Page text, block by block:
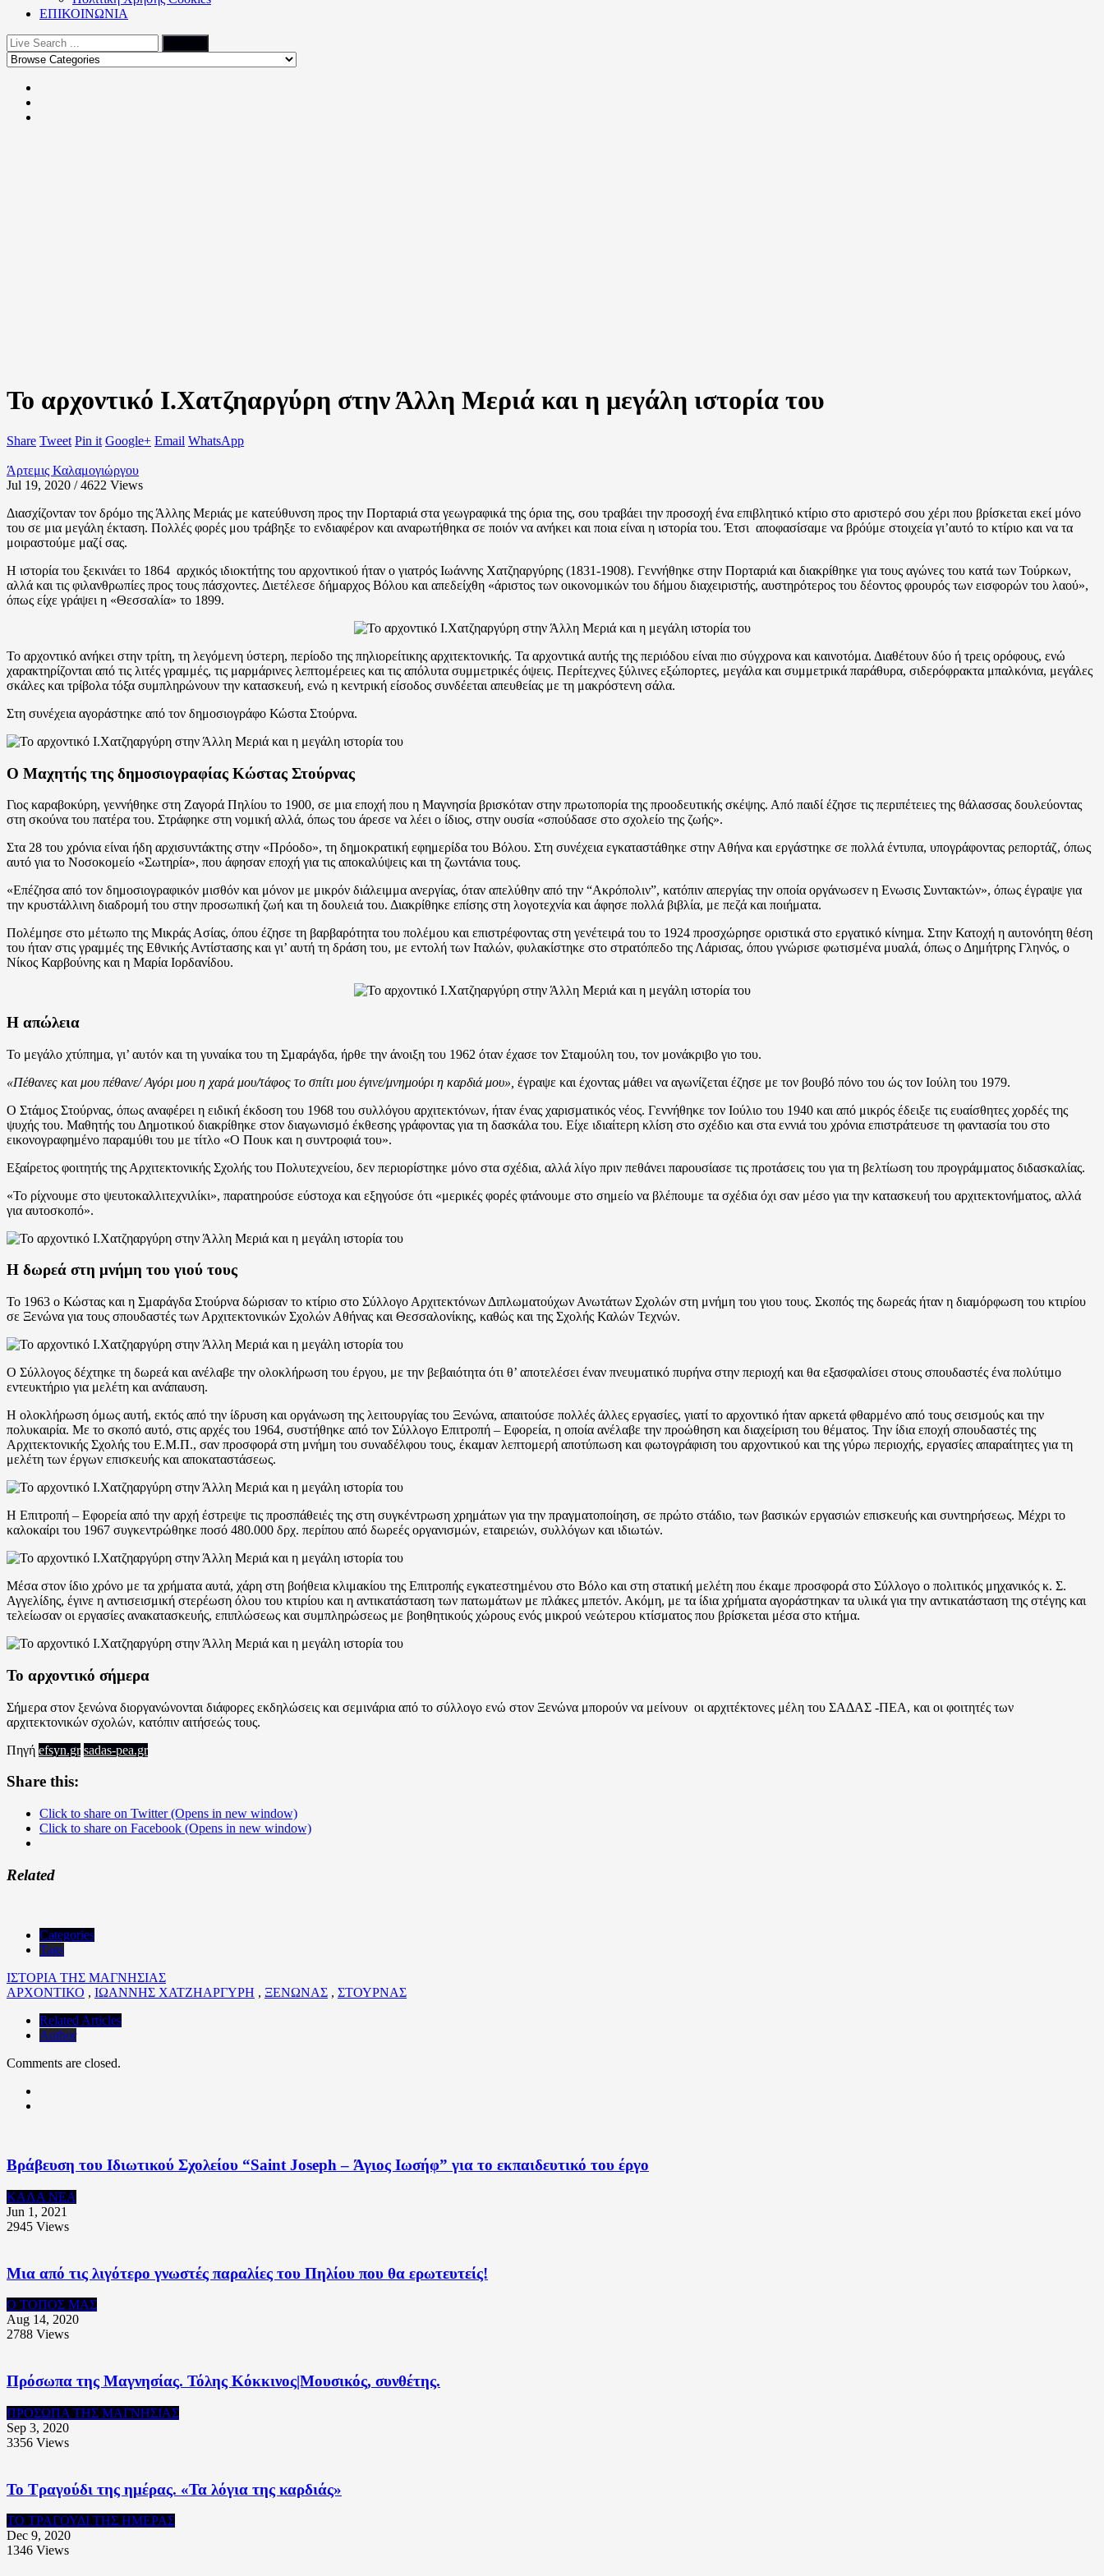
ΕΠΙΚΟΙΝΩΝΙΑ
Το αρχοντικό Ι.Χατζηαργύρη στην Άλλη Μεριά και η μεγάλη ιστορία του
Share Tweet Pin it Google+ Email WhatsApp
Άρτεμις Καλαμογιώργου
Jul 19, 2020 / 4622 Views
Διασχίζονταν τον δρόμο της Άλλης Μεριάς με κατεύθυνση προς την Πορταριά στα γεωγραφικά της όρια της, σου τραβάει την προσοχή ένα επιβλητικό κτίριο στο αριστερό σου χέρι που βρίσκεται εκεί μόνο
του σε μια μεγάλη έκταση. Πολλές φορές μου τράβηξε το ενδιαφέρον και αναρωτήθηκα σε ποιόν να ανήκει και ποια είναι η ιστορία του. Έτσι αποφασίσαμε να βρόύμε στοιχεία γι’αυτό το κτίριο και να τα
μοιραστούμε μαζί σας.
Η ιστορία του ξεκινάει το 1864 αρχικός ιδιοκτήτης του αρχοντικού ήταν ο γιατρός Ιωάννης Χατζηαργύρης (1831-1908). Γεννήθηκε στην Πορταριά και διακρίθηκε για τους αγώνες του κατά των Τούρκων,
αλλά και τις φιλανθρωπίες προς τους πάσχοντες. Διετέλεσε δήμαρχος Βόλου και απεδείχθη «άριστος των οικονομικών του δήμου διαχειριστής, αυστηρότερος του δέοντος φρουρός των εισφορών του λαού»,
όπως είχε γράψει η «Θεσσαλία» το 1899.
Το αρχοντικό ανήκει στην τρίτη, τη λεγόμενη ύστερη, περίοδο της πηλιορείτικης αρχιτεκτονικής. Τα αρχοντικά αυτής της περιόδου είναι πιο σύγχρονα και καινοτόμα. Διαθέτουν δύο ή τρεις ορόφους, ενώ
χαρακτηρίζονται από τις λιτές γραμμές, τις μαρμάρινες λεπτομέρειες και τις απόλυτα συμμετρικές όψεις. Περίτεχνες ξύλινες εξώπορτες, μεγάλα και συμμετρικά παράθυρα, σιδερόφρακτα μπαλκόνια, μεγάλες
σκάλες και τρίβολα τόξα συμπληρώνουν την κατασκευή, ενώ η κεντρική είσοδος συνδέεται απευθείας με τη μακρόστενη σάλα.
Στη συνέχεια αγοράστηκε από τον δημοσιογράφο Κώστα Στούρνα.
Ο Μαχητής της δημοσιογραφίας Κώστας Στούρνας
Γιος καραβοκύρη, γεννήθηκε στη Ζαγορά Πηλίου το 1900, σε μια εποχή που η Μαγνησία βρισκόταν στην πρωτοπορία της προοδευτικής σκέψης. Από παιδί έζησε τις περιπέτειες της θάλασσας δουλεύοντας
στη σκούνα του πατέρα του. Στράφηκε στη νομική αλλά, όπως του άρεσε να λέει ο ίδιος, στην ουσία «σπούδασε στο σχολείο της ζωής».
Στα 28 του χρόνια είναι ήδη αρχισυντάκτης στην «Πρόοδο», τη δημοκρατική εφημερίδα του Βόλου. Στη συνέχεια εγκαταστάθηκε στην Αθήνα και εργάστηκε σε πολλά έντυπα, υπογράφοντας ρεπορτάζ, όπως
αυτό για το Νοσοκομείο «Σωτηρία», που άφησαν εποχή για τις αποκαλύψεις και τη ζωντάνια τους.
«Επέζησα από τον δημοσιογραφικόν μισθόν και μόνον με μικρόν διάλειμμα ανεργίας, όταν απελύθην από την “Ακρόπολιν”, κατόπιν απεργίας την οποία οργάνωσεν η Ενωσις Συντακτών», όπως έγραψε για
την κρυστάλλινη διαδρομή του στην προσωπική ζωή και τη δουλειά του. Διακρίθηκε επίσης στη λογοτεχνία και άφησε πολλά βιβλία, με πεζά και ποιήματα.
Πολέμησε στο μέτωπο της Μικράς Ασίας, όπου έζησε τη βαρβαρότητα του πολέμου και επιστρέφοντας στη γενέτειρά του το 1924 προσχώρησε οριστικά στο εργατικό κίνημα. Στην Κατοχή η αυτονόητη θέση
του ήταν στις γραμμές της Εθνικής Αντίστασης και γι’ αυτή τη δράση του, με εντολή των Ιταλών, φυλακίστηκε στο στρατόπεδο της Λάρισας, όπου γνώρισε φωτισμένα μυαλά, όπως ο Δημήτρης Γληνός, ο
Νίκος Καρβούνης και η Μαρία Ιορδανίδου.
Η απώλεια
Το μεγάλο χτύπημα, γι’ αυτόν και τη γυναίκα του τη Σμαράγδα, ήρθε την άνοιξη του 1962 όταν έχασε τον Σταμούλη του, τον μονάκριβο γιο του.
«Πέθανες και μου πέθανε/ Αγόρι μου η χαρά μου/τάφος το σπίτι μου έγινε/μνημούρι η καρδιά μου», έγραψε και έχοντας μάθει να αγωνίζεται έζησε με τον βουβό πόνο του ώς τον Ιούλη του 1979.
Ο Στάμος Στούρνας, όπως αναφέρει η ειδική έκδοση του 1968 του συλλόγου αρχιτεκτόνων, ήταν ένας χαρισματικός νέος. Γεννήθηκε τον Ιούλιο του 1940 και από μικρός έδειξε τις ευαίσθητες χορδές της
ψυχής του. Μαθητής του Δημοτικού διακρίθηκε στον διαγωνισμό έκθεσης γράφοντας για τη δασκάλα του. Είχε ιδιαίτερη κλίση στο σχέδιο και στα εννιά του χρόνια επιστράτευσε τη φαντασία του στο
εικονογραφημένο παραμύθι του με τίτλο «Ο Πουκ και η συντροφιά του».
Εξαίρετος φοιτητής της Αρχιτεκτονικής Σχολής του Πολυτεχνείου, δεν περιορίστηκε μόνο στα σχέδια, αλλά λίγο πριν πεθάνει παρουσίασε τις προτάσεις του για τη βελτίωση του προγράμματος διδασκαλίας.
«Το ρίχνουμε στο ψευτοκαλλιτεχνιλίκι», παρατηρούσε εύστοχα και εξηγούσε ότι «μερικές φορές φτάνουμε στο σημείο να βλέπουμε τα σχέδια όχι σαν μέσο για την κατασκευή του αρχιτεκτονήματος, αλλά
για αυτοσκοπό».
Η δωρεά στη μνήμη του γιού τους
Το 1963 ο Κώστας και η Σμαράγδα Στούρνα δώρισαν το κτίριο στο Σύλλογο Αρχιτεκτόνων Διπλωματούχων Ανωτάτων Σχολών στη μνήμη του γιου τους. Σκοπός της δωρεάς ήταν η διαμόρφωση του κτιρίου
σε Ξενώνα για τους σπουδαστές των Αρχιτεκτονικών Σχολών Αθήνας και Θεσσαλονίκης, καθώς και της Σχολής Καλών Τεχνών.
Ο Σύλλογος δέχτηκε τη δωρεά και ανέλαβε την ολοκλήρωση του έργου, με την βεβαιότητα ότι θ’ αποτελέσει έναν πνευματικό πυρήνα στην περιοχή και θα εξασφαλίσει στους σπουδαστές ένα πολύτιμο
εντευκτήριο για μελέτη και ανάπαυση.
Η ολοκλήρωση όμως αυτή, εκτός από την ίδρυση και οργάνωση της λειτουργίας του Ξενώνα, απαιτούσε πολλές άλλες εργασίες, γιατί το αρχοντικό ήταν αρκετά φθαρμένο από τους σεισμούς και την
πολυκαιρία. Με το σκοπό αυτό, στις αρχές του 1964, συστήθηκε από τον Σύλλογο Επιτροπή – Εφορεία, η οποία ανέλαβε την προώθηση και διαχείριση του θέματος. Την ίδια εποχή σπουδαστές της
Αρχιτεκτονικής Σχολής του Ε.Μ.Π., σαν προσφορά στη μνήμη του συναδέλφου τους, έκαμαν λεπτομερή αποτύπωση και φωτογράφιση του αρχοντικού και της γύρω περιοχής, εργασίες απαραίτητες για τη
μελέτη των έργων επισκευής και αποκαταστάσεως.
Η Επιτροπή – Εφορεία από την αρχή έστρεψε τις προσπάθειές της στη συγκέντρωση χρημάτων για την πραγματοποίηση, σε πρώτο στάδιο, των βασικών εργασιών επισκευής και συντηρήσεως. Μέχρι το
καλοκαίρι του 1967 συγκεντρώθηκε ποσό 480.000 δρχ. περίπου από δωρεές οργανισμών, εταιρειών, συλλόγων και ιδιωτών.
Μέσα στον ίδιο χρόνο με τα χρήματα αυτά, χάρη στη βοήθεια κλιμακίου της Επιτροπής εγκατεστημένου στο Βόλο και στη στατική μελέτη που έκαμε προσφορά στο Σύλλογο ο πολιτικός μηχανικός κ. Σ.
Αγγελίδης, έγινε η αντισεισμική στερέωση όλου του κτιρίου και η αντικατάσταση των πατωμάτων με πλάκες μπετόν. Ακόμη, με τα ίδια χρήματα αγοράστηκαν τα υλικά για την αντικατάσταση της στέγης και
τελείωσαν οι εργασίες ανακατασκευής, επιπλώσεως και συμπληρώσεως με βοηθητικούς χώρους ενός μικρού νεώτερου κτίσματος που βρίσκεται μέσα στο κτήμα.
Το αρχοντικό σήμερα
Σήμερα στον ξενώνα διοργανώνονται διάφορες εκδηλώσεις και σεμινάρια από το σύλλογο ενώ στον Ξενώνα μπορούν να μείνουν οι αρχιτέκτονες μέλη του ΣΑΔΑΣ -ΠΕΑ, και οι φοιτητές των
αρχιτεκτονικών σχολών, κατόπιν αιτήσεώς τους.
Πηγή efsyn.gr sadas-pea.gr
Share this:
Click to share on Twitter (Opens in new window)
Click to share on Facebook (Opens in new window)
Related
Categories
Tags
ΙΣΤΟΡΙΑ ΤΗΣ ΜΑΓΝΗΣΙΑΣ
ΑΡΧΟΝΤΙΚΟ , ΙΩΑΝΝΗΣ ΧΑΤΖΗΑΡΓΥΡΗ , ΞΕΝΩΝΑΣ , ΣΤΟΥΡΝΑΣ
Related Articles
Author
Comments are closed.
Βράβευση του Ιδιωτικού Σχολείου “Saint Joseph – Άγιος Ιωσήφ” για το εκπαιδευτικό του έργο
ΚΑΛΑ ΝΕΑ
Jun 1, 2021
2945 Views
Mια από τις λιγότερο γνωστές παραλίες του Πηλίου που θα ερωτευτείς!
Ο ΤΟΠΟΣ ΜΑΣ
Aug 14, 2020
2788 Views
Πρόσωπα της Μαγνησίας. Τόλης Κόκκινος|Μουσικός, συνθέτης.
ΠΡΟΣΩΠΑ ΤΗΣ ΜΑΓΝΗΣΙΑΣ
Sep 3, 2020
3356 Views
Το Τραγούδι της ημέρας. «Τα λόγια της καρδιάς»
ΤΟ ΤΡΑΓΟΥΔΙ ΤΗΣ ΗΜΕΡΑΣ
Dec 9, 2020
1346 Views